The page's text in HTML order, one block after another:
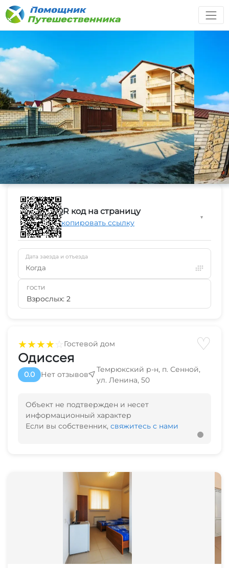
★★★★☆Гостевой дом ♡
Одиссея
0.0 Нет отзывов
Темрюкский р-н, п. Сенной,
ул. Ленина, 50
Объект не подтвержден и несет
информационный характер
Если вы собственник, свяжитесь с нами
QR код на страницу
Скопировать ссылку
▼
Дата заезда и отъезда
Когда
ГОСТИ
Взрослых: 2